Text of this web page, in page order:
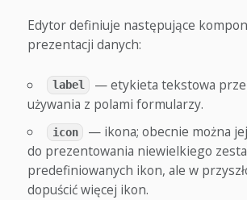
Edytor definiuje następujące
prezentacji danych:
label
— etykieta tekstowa
używania z polami formularzy.
icon
— ikona; obecnie można
do prezentowania niewielkiego
predefiniowanych ikon, ale w
dopuścić więcej ikon.